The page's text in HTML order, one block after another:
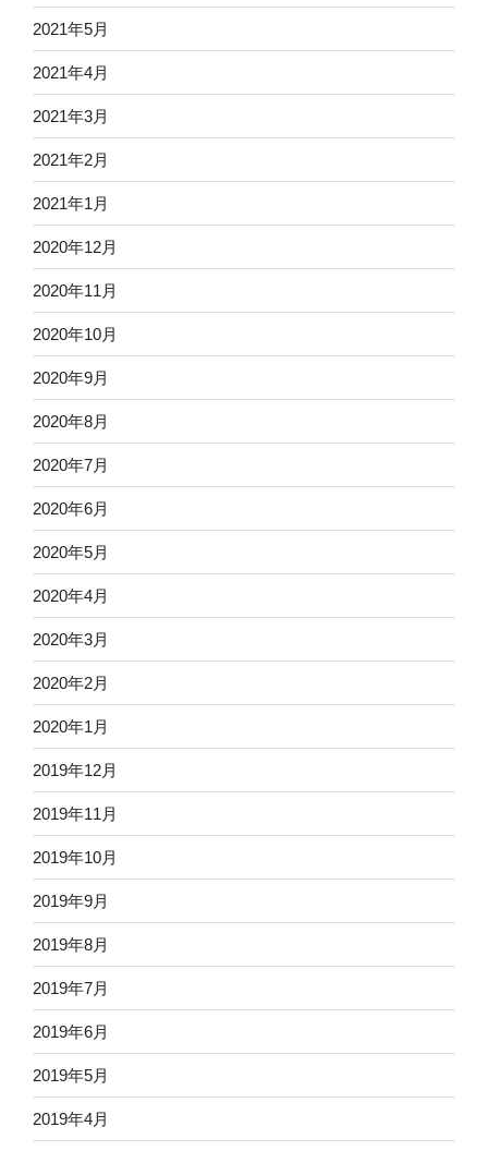
2021年5月
2021年4月
2021年3月
2021年2月
2021年1月
2020年12月
2020年11月
2020年10月
2020年9月
2020年8月
2020年7月
2020年6月
2020年5月
2020年4月
2020年3月
2020年2月
2020年1月
2019年12月
2019年11月
2019年10月
2019年9月
2019年8月
2019年7月
2019年6月
2019年5月
2019年4月